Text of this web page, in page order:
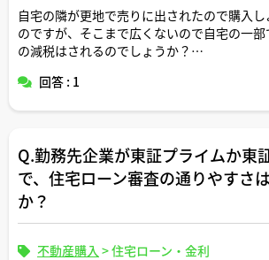
自宅の隣が更地で売りに出されたので購入し
のですが、そこまで広くないので自宅の一
の減税はされるのでしょうか？
回答 : 1
Q.勤務先企業が東証プライムか東
で、住宅ローン審査の通りやすさ
か？
不動産購入 >住宅ローン・金利